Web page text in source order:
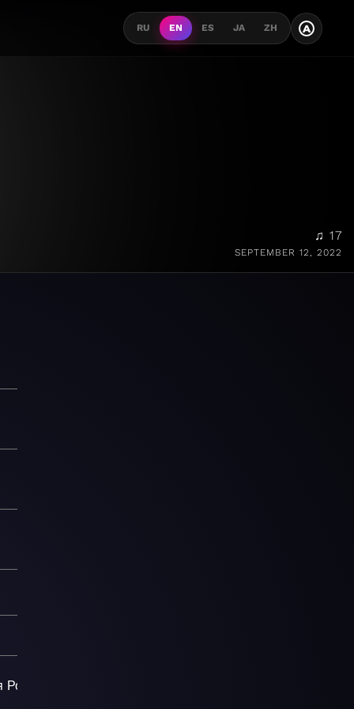
RU EN ES JA ZH A
♫ 17
SEPTEMBER 12, 2022
Рок